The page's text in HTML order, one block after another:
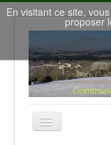
En visitant ce site,
proposer
Basculer
la